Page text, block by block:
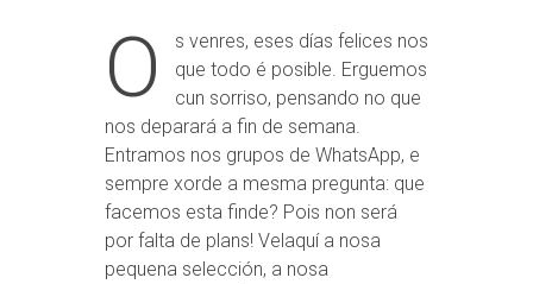
O
s venres, eses días felices nos
que todo é posible. Erguemos
cun sorriso, pensando no que
nos deparará a fin de semana.
Entramos nos grupos de WhatsApp, e
sempre xorde a mesma pregunta: que
facemos esta finde? Pois non será
por falta de plans! Velaquí a nosa
pequena selección, a nosa